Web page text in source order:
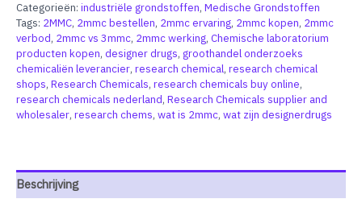
Categorieën: industriële grondstoffen, Medische Grondstoffen
Tags: 2MMC, 2mmc bestellen, 2mmc ervaring, 2mmc kopen, 2mmc
verbod, 2mmc vs 3mmc, 2mmc werking, Chemische laboratorium
producten kopen, designer drugs, groothandel onderzoeks
chemicaliën leverancier, research chemical, research chemical
shops, Research Chemicals, research chemicals buy online,
research chemicals nederland, Research Chemicals supplier and
wholesaler, research chems, wat is 2mmc, wat zijn designerdrugs
Beschrijving